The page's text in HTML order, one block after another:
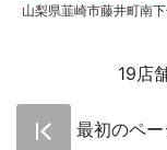
山梨県韮崎市藤井町南
19店
最初のペ